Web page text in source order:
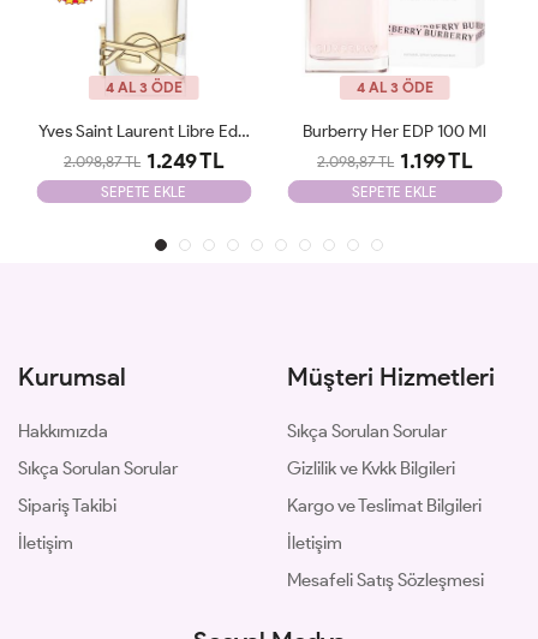
Yves Saint Laurent Libre Edp 90 Ml
4 AL 3 ÖDE
Burberry Her EDP 100 Ml
2.098,87 TL 1.199 TL
SEPETE EKLE
4 AL 3 ÖDE
2.098,87 TL 1.099 TL
SEPETE EKLE
Kurumsal
Hakkımızda
Sıkça Sorulan Sorular
Sipariş Takibi
İletişim
Müşteri Hizmetleri
Sıkça Sorulan Sorular
Gizlilik ve Kvkk Bilgileri
Kargo ve Teslimat Bilgileri
İletişim
Mesafeli Satış Sözleşmesi